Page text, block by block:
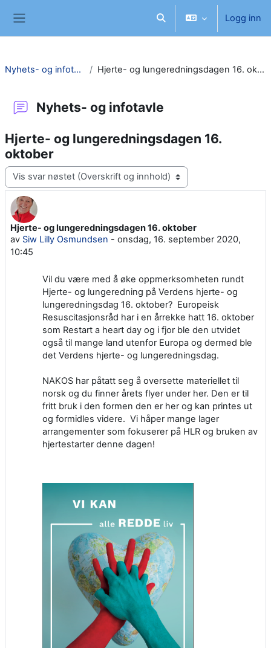
Veksle inndata for søk
Logg inn
Nyhets- og infotavle Hjerte- og lungeredningsdagen 16. oktober
Nyhets- og infotavle
Hjerte- og lungeredningsdagen 16.
oktober
Visningsmodus
Hjerte- og lungeredningsdagen 16. oktober
av Siw Lilly Osmundsen - onsdag, 16. september 2020,
10:45
Antall svar: 0
Vil du være med å øke oppmerksomheten rundt
Hjerte- og lungeredning på Verdens hjerte- og
lungeredningsdag 16. oktober? Europeisk
Resuscitasjonsråd har i en årrekke hatt 16. oktober
som Restart a heart day og i fjor ble den utvidet
også til mange land utenfor Europa og dermed ble
det Verdens hjerte- og lungeredningsdag.
NAKOS har påtatt seg å oversette materiellet til
norsk og du finner årets flyer under her. Den er til
fritt bruk i den formen den er her og kan printes ut
og formidles videre. Vi håper mange lager
arrangementer som fokuserer på HLR og bruken av
hjertestarter denne dagen!